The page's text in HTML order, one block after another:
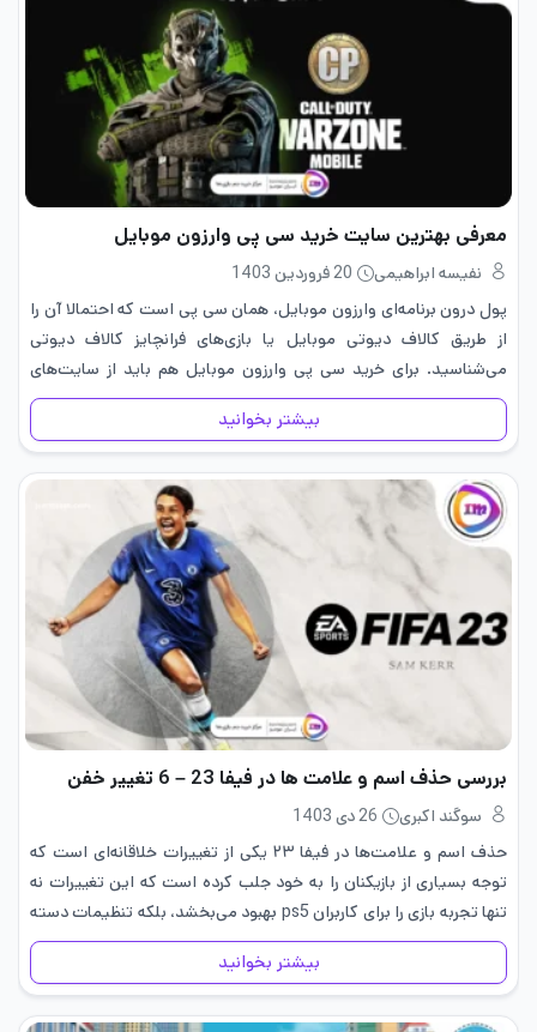
معرفی بهترین سایت خرید سی پی وارزون موبایل
نفیسه ابراهیمی
20 فروردین 1403
پول درون برنامه‌ای وارزون موبایل، همان سی پی است که احتمالا آن را
از طریق کالاف دیوتی موبایل یا بازی‌های فرانچایز کالاف دیوتی
می‌شناسید. برای خرید سی پی وارزون موبایل هم باید از سایت‌های
واسطه استفاده کنید؛ چرا که بازیکنان…
بیشتر بخوانید
بررسی حذف اسم و علامت ها در فیفا 23 – 6 تغییر خفن
سوگند اکبری
26 دی 1403
حذف اسم و علامت‌ها در فیفا ۲۳ یکی از تغییرات خلاقانه‌ای است که
توجه بسیاری از بازیکنان را به خود جلب کرده است که این تغییرات نه
تنها تجربه بازی را برای کاربران ps5 بهبود می‌بخشد، بلکه تنظیمات دسته
فیفا…
بیشتر بخوانید